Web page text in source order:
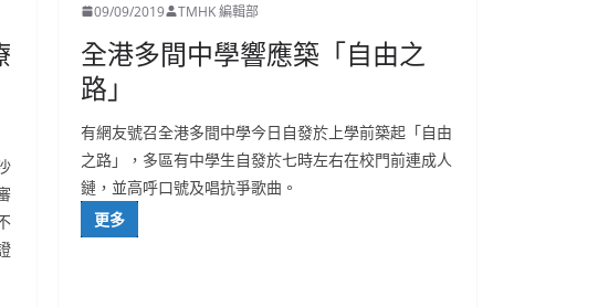
09/09/2019 TMHK 編輯部
全港多間中學響應築「自由之
路」
有網友號召全港多間中學今日自發於上學前築起「自由
之路」，多區有中學生自發於七時左右在校門前連成人
鏈，並高呼口號及唱抗爭歌曲。
更多